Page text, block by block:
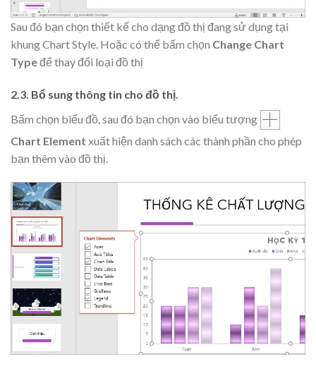
Sau đó bạn chọn thiết kế cho dạng đồ thị đang sử dụng tại
khung Chart Style. Hoặc có thể bấm chọn Change Chart
Typeđể thay đổi loại đồ thị
2.3. Bổ sung thông tin cho đồ thị.
Bấm chọn biểu đồ, sau đó bạn chọn vào biểu tượng
Chart Element xuất hiện danh sách các thành phần cho phép
bạn thêm vào đồ thị.